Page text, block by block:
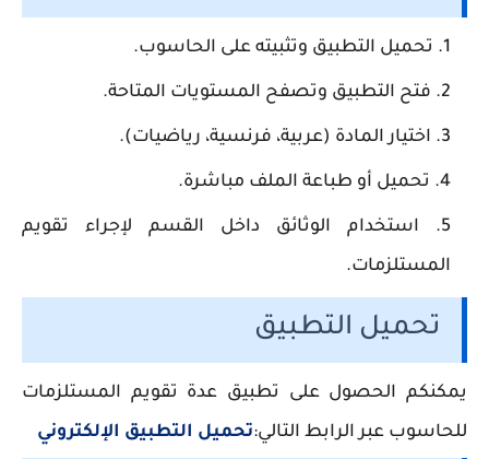
تحميل التطبيق وتثبيته على الحاسوب.
فتح التطبيق وتصفح المستويات المتاحة.
اختيار المادة (عربية، فرنسية، رياضيات).
تحميل أو طباعة الملف مباشرة.
استخدام الوثائق داخل القسم لإجراء تقويم
المستلزمات.
تحميل التطبيق
يمكنكم الحصول على تطبيق عدة تقويم المستلزمات
للحاسوب عبر الرابط التالي:تحميل التطبيق الإلكتروني